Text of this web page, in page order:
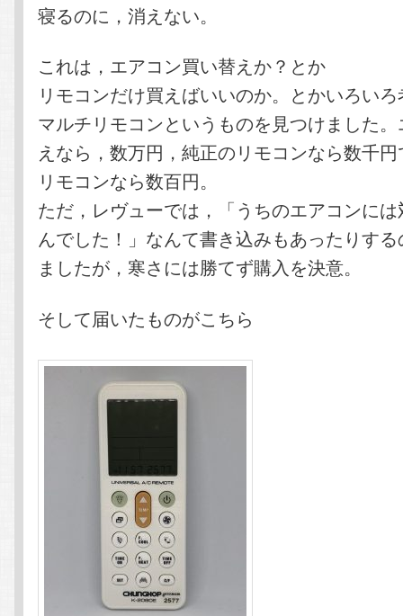
寝るのに，消えない。
これは，エアコン買い替えか？とか
リモコンだけ買えばいいのか。とかいろい
マルチリモコンというものを見つけました
えなら，数万円，純正のリモコンなら数千
リモコンなら数百円。
ただ，レヴューでは，「うちのエアコンに
んでした！」なんて書き込みもあったりす
ましたが，寒さには勝てず購入を決意。
そして届いたものがこちら